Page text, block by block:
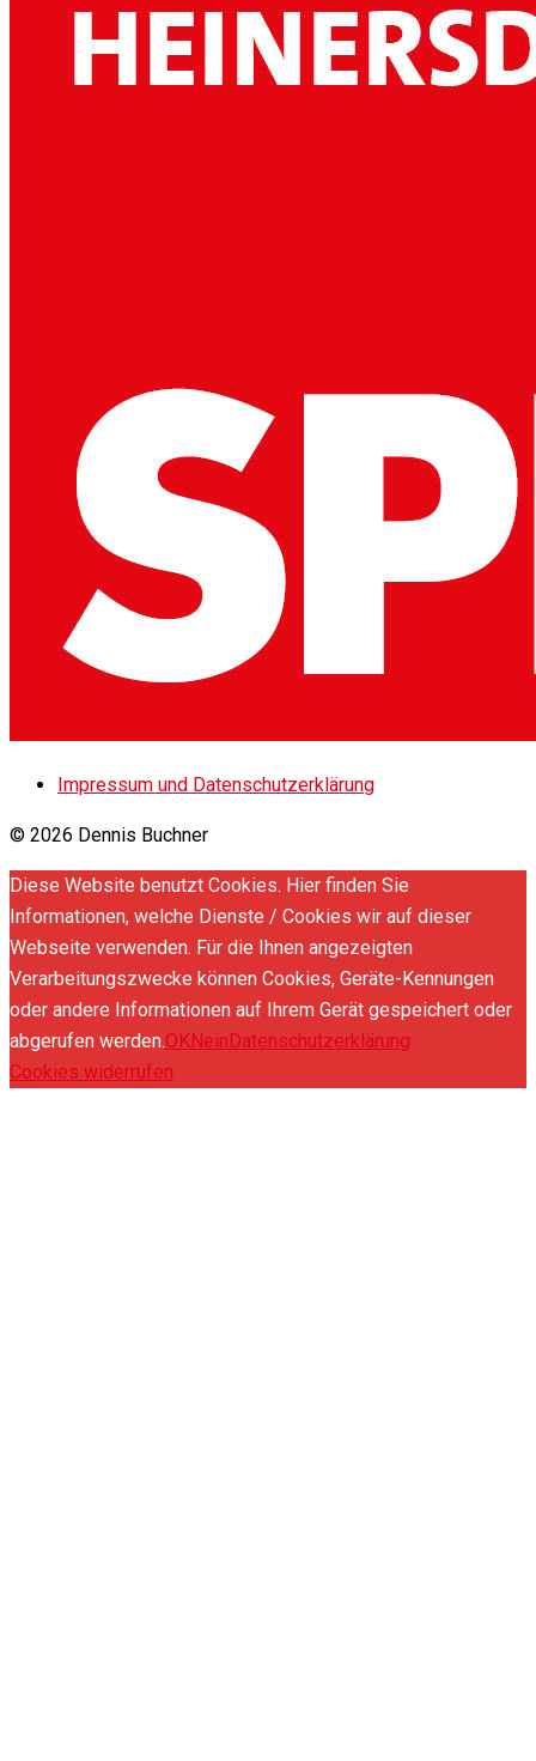
Impressum und Datenschutzerklärung
© 2026 Dennis Buchner
Diese Website benutzt Cookies. Hier finden Sie
Informationen, welche Dienste / Cookies wir auf dieser
Webseite verwenden. Für die Ihnen angezeigten
Verarbeitungszwecke können Cookies, Geräte-Kennungen
oder andere Informationen auf Ihrem Gerät gespeichert oder
abgerufen werden.OKNeinDatenschutzerklärung
Cookies widerrufen